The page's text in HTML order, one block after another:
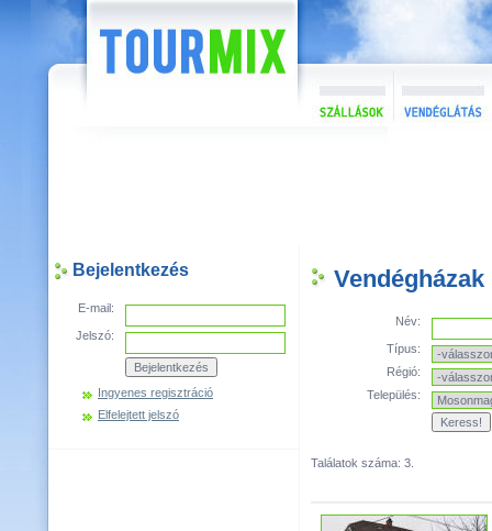
Bejelentkezés
E-mail:
Jelszó:
Ingyenes regisztráció
Elfelejtett jelszó
Név:
Típus:
Régió:
Település:
Találatok száma: 3.